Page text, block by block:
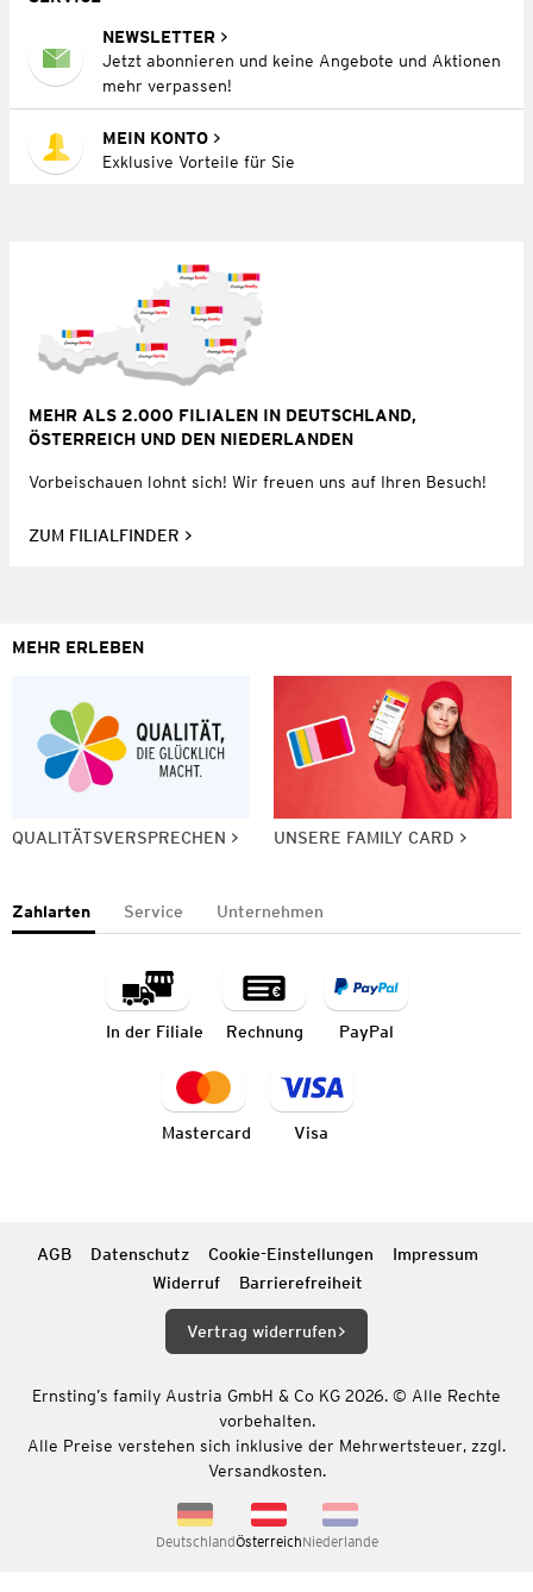
NEWSLETTER
Jetzt abonnieren und keine Angebote und Aktionen
mehr verpassen!
MEIN KONTO
Exklusive Vorteile für Sie
MEHR ALS 2.000 FILIALEN IN DEUTSCHLAND,
ÖSTERREICH UND DEN NIEDERLANDEN
Vorbeischauen lohnt sich! Wir freuen uns auf Ihren Besuch!
ZUM FILIALFINDER
MEHR ERLEBEN
QUALITÄTSVERSPRECHEN UNSERE FAMILY CARD
Zahlarten Service Unternehmen
In der Filiale Rechnung PayPal
Mastercard Visa
AGB Datenschutz Cookie-Einstellungen
Impressum
Widerruf
Barrierefreiheit
Vertrag widerrufen
Ernsting’s family Austria GmbH & Co KG 2026. © Alle Rechte
vorbehalten.
Alle Preise verstehen sich inklusive der Mehrwertsteuer, zzgl.
Versandkosten.
DeutschlandÖsterreichNiederlande